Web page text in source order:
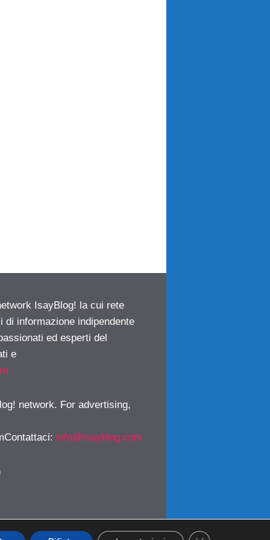
IsayBlog! la cui rete
informazione indipendente
ed esperti del
e
network. For advertising,
: info@isayblog.com